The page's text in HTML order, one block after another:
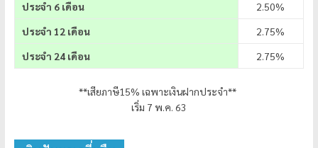
ประจำ 6 เดือน
2.50%
ประจำ 12 เดือน
2.75%
ประจำ 24 เดือน
2.75%
**เสียภาษี15% เฉพาะเงินฝากประจำ**
เริ่ม 7 พ.ค. 63